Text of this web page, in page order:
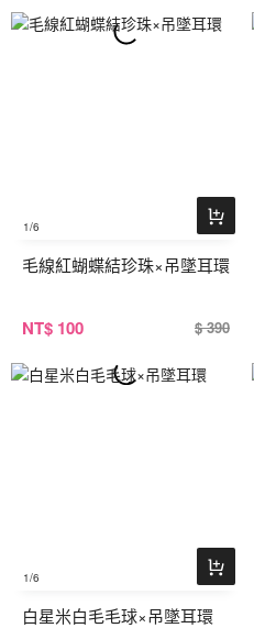
1/6
毛線紅蝴蝶結珍珠×吊墜耳環
NT$ 100 $ 390
1/6
白星米白毛毛球×吊墜耳環